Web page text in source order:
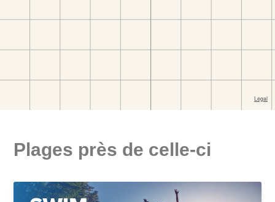
Plages près de celle-ci